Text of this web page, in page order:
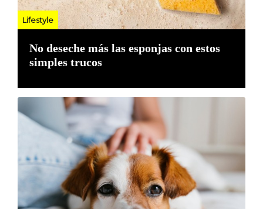
Lifestyle
No deseche más las esponjas con estos
simples trucos